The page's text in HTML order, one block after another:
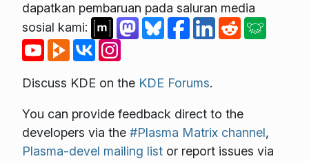
dapatkan pembaruan pada saluran media
sosial kami:
Discuss KDE on the KDE Forums.
You can provide feedback direct to the
developers via the #Plasma Matrix channel,
Plasma-devel mailing listor report issues via